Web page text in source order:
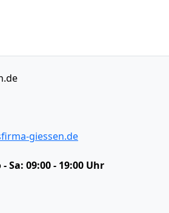
giessen.de
- Sa: 09:00 - 19:00 Uhr